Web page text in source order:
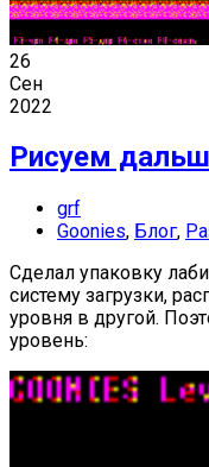
26
Сен
2022
Рисуем
grf
Goonies, Блог,
Сделал упаковку
систему загрузки,
уровня в другой.
уровень: